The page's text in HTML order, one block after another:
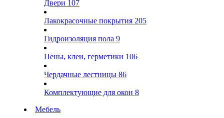
Двери 107
Лакокрасочные покрытия 205
Гидроизоляция пола 9
Пены, клеи, герметики 106
Чердачные лестницы 86
Комплектующие для окон 8
Мебель